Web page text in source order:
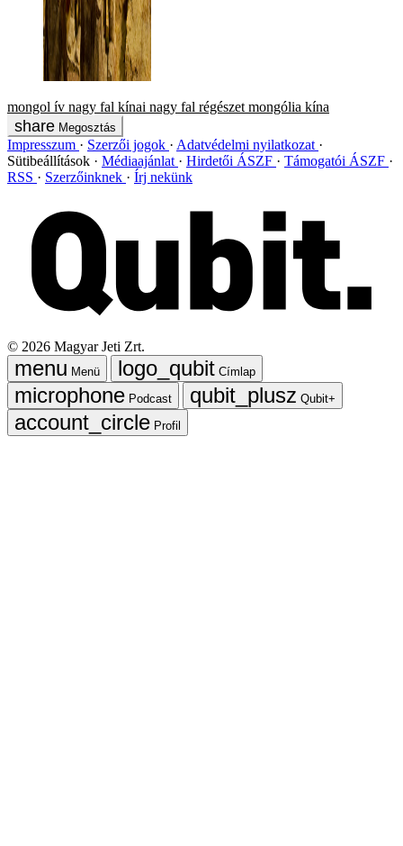
mongol ív nagy fal kínai nagy fal régészet mongólia kína
Megosztás
Impresszum Szerzői jogok
Adatvédelmi nyilatkozat
Sütibeállítások
Médiaajánlat Hirdetői ÁSZF
Támogatói ÁSZF
RSS
Szerzőinknek Írj nekünk
© 2026 Magyar Jeti Zrt.
Menü
Címlap
Podcast
Qubit+
Profil